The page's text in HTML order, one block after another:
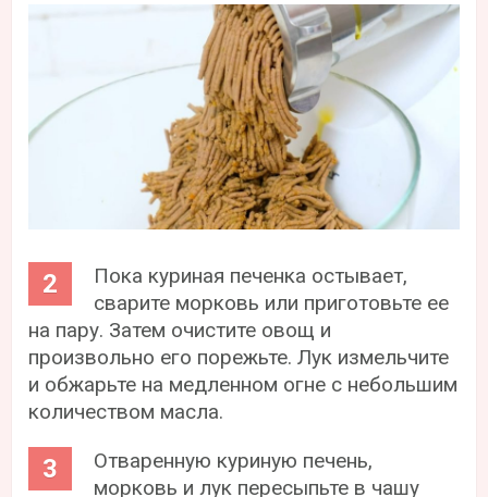
Пока куриная печенка остывает,
сварите морковь или приготовьте ее
на пару. Затем очистите овощ и
произвольно его порежьте. Лук измельчите
и обжарьте на медленном огне с небольшим
количеством масла.
Отваренную куриную печень,
морковь и лук пересыпьте в чашу